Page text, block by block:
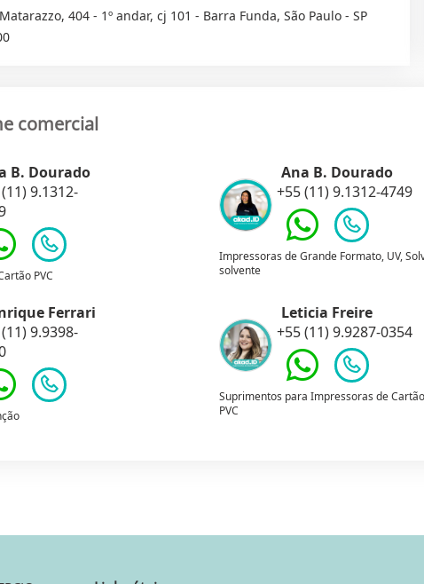
404 - 1º andar, cj 101 - Barra Funda, São Paulo - SP
comercial
B. Dourado
9.1312-
PVC
Ana B. Dourado
+55 (11) 9.1312-4749
Impressoras de Grande Formato, UV,
solvente
Ferrari
9.9398-
Leticia Freire
+55 (11) 9.9287-0354
Suprimentos para Impressoras de Cartão
PVC